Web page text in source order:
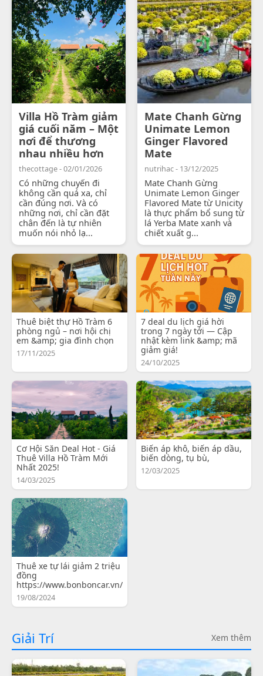
Villa Hồ Tràm giảm
giá cuối năm – Một
nơi để thương
nhau nhiều hơn
thecottage - 02/01/2026
Có những chuyến đi
không cần quá xa, chỉ
cần đúng nơi. Và có
những nơi, chỉ cần đặt
chân đến là tự nhiên
muốn nói nhỏ lạ...
Mate Chanh Gừng
Unimate Lemon
Ginger Flavored
Mate
nutrihac - 13/12/2025
Mate Chanh Gừng
Unimate Lemon Ginger
Flavored Mate từ Unicity
là thực phẩm bổ sung từ
lá Yerba Mate xanh và
chiết xuất g...
Thuê biệt thự Hồ Tràm 6
phòng ngủ – nơi hội chị
em &amp; gia đình chọn
17/11/2025
7 deal du lịch giá hời
trong 7 ngày tới — Cập
nhật kèm link &amp; mã
giảm giá!
24/10/2025
Cơ Hội Săn Deal Hot - Giá
Thuê Villa Hồ Tràm Mới
Nhất 2025!
14/03/2025
Biến áp khô, biến áp dầu,
biến dòng, tụ bù,
12/03/2025
Thuê xe tự lái giảm 2 triệu
đồng
https://www.bonboncar.vn/
19/08/2024
Giải Trí Xem thêm